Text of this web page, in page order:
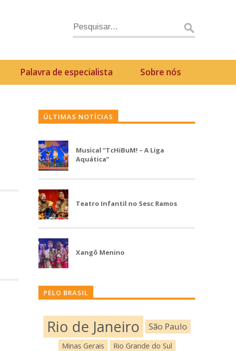
Palavra de especialista Sobre nós
ÚLTIMAS NOTÍCIAS
Musical “TcHiBuM! – A Liga
Aquática”
Teatro Infantil no Sesc Ramos
Xangô Menino
PELO BRASIL
Rio de Janeiro São Paulo
Minas Gerais Rio Grande do Sul